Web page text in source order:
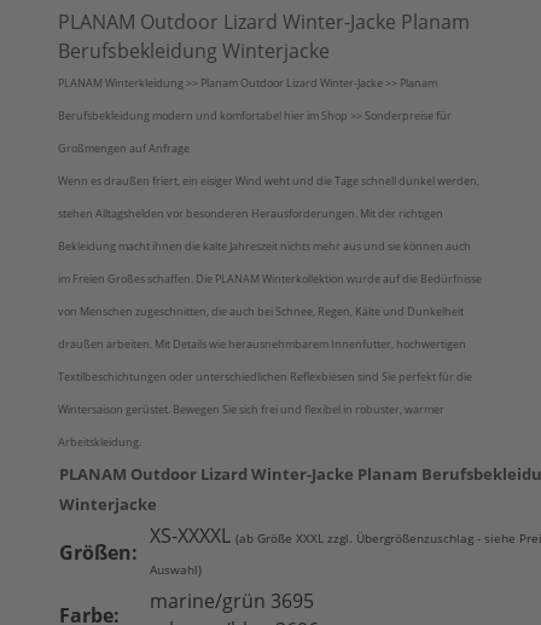
PLANAM Outdoor Lizard Winter-Jacke Planam
Berufsbekleidung Winterjacke
PLANAM Winterkleidung >> Planam Outdoor Lizard Winter-Jacke >> Planam
Berufsbekleidung modern und komfortabel hier im Shop >> Sonderpreise für
Großmengen auf Anfrage
Wenn es draußen friert, ein eisiger Wind weht und die Tage schnell dunkel werden,
stehen Alltagshelden vor besonderen Herausforderungen. Mit der richtigen
Bekleidung macht ihnen die kalte Jahreszeit nichts mehr aus und sie können auch
im Freien Großes schaffen. Die PLANAM Winterkollektion wurde auf die Bedürfnisse
von Menschen zugeschnitten, die auch bei Schnee, Regen, Kälte und Dunkelheit
draußen arbeiten. Mit Details wie herausnehmbarem Innenfutter, hochwertigen
Textilbeschichtungen oder unterschiedlichen Reflexbiesen sind Sie perfekt für die
Wintersaison gerüstet. Bewegen Sie sich frei und flexibel in robuster, warmer
Arbeitskleidung.
PLANAM Outdoor Lizard Winter-Jacke Planam
Winterjacke
Größen:
XS-XXXXL (ab Größe XXXL zzgl. Übergrößenzuschlag - siehe
Auswahl)
Farbe:
marine/grün 3695